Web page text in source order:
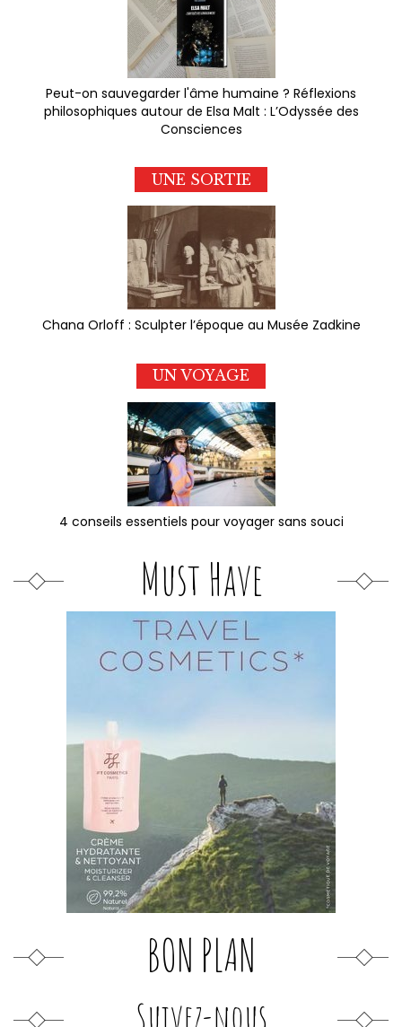
Peut-on sauvegarder l'âme humaine ? Réflexions
philosophiques autour de Elsa Malt : L’Odyssée des
Consciences
UNE SORTIE
Chana Orloff : Sculpter l’époque au Musée Zadkine
UN VOYAGE
4 conseils essentiels pour voyager sans souci
Must Have
BON PLAN
Suivez-nous